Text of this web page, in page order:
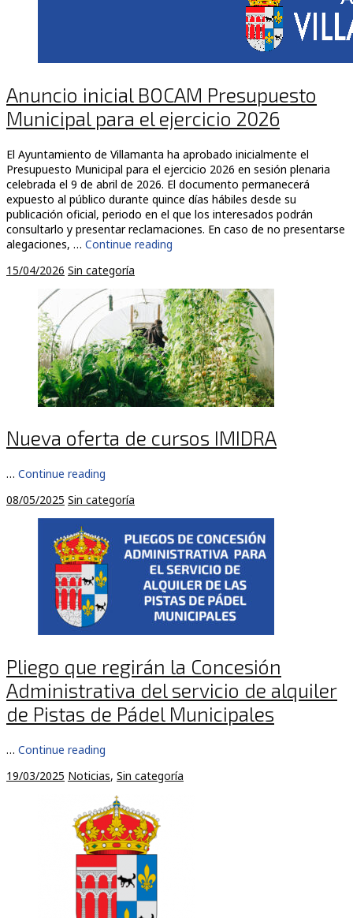
Anuncio inicial BOCAM Presupuesto
Municipal para el ejercicio 2026
El Ayuntamiento de Villamanta ha aprobado inicialmente el
Presupuesto Municipal para el ejercicio 2026 en sesión plenaria
celebrada el 9 de abril de 2026. El documento permanecerá
expuesto al público durante quince días hábiles desde su
publicación oficial, periodo en el que los interesados podrán
consultarlo y presentar reclamaciones. En caso de no presentarse
alegaciones, … Continue reading
15/04/2026 Sin categoría
Nueva oferta de cursos IMIDRA
… Continue reading
08/05/2025 Sin categoría
Pliego que regirán la Concesión
Administrativa del servicio de alquiler
de Pistas de Pádel Municipales
… Continue reading
19/03/2025 Noticias, Sin categoría